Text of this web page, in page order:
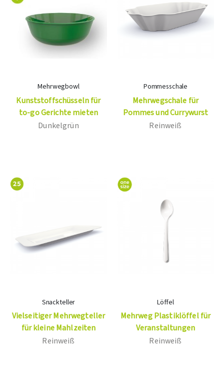
Mehrwegbowl
Kunststoffschüsseln für
to-go Gerichte mieten
Dunkelgrün
Pommesschale
Mehrwegschale für
Pommes und Currywurst
Reinweiß
Snackteller
Vielseitiger Mehrwegteller
für kleine Mahlzeiten
Reinweiß
Löffel
Mehrweg Plastiklöffel für
Veranstaltungen
Reinweiß